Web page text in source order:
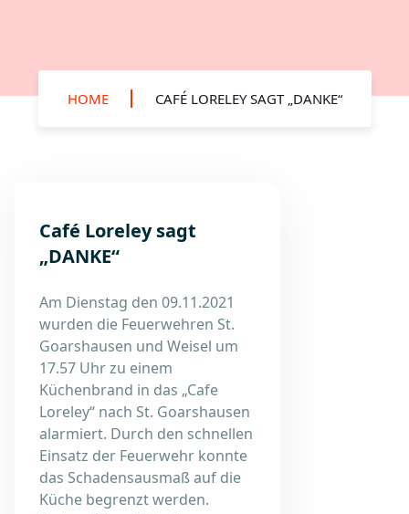
HOME CAFÉ LORELEY SAGT „DANKE“
Café Loreley sagt
„DANKE“
Am Dienstag den 09.11.2021
wurden die Feuerwehren St.
Goarshausen und Weisel um
17.57 Uhr zu einem
Küchenbrand in das „Cafe
Loreley“ nach St. Goarshausen
alarmiert. Durch den schnellen
Einsatz der Feuerwehr konnte
das Schadensausmaß auf die
Küche begrenzt werden.